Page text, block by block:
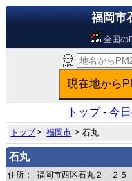
福岡市
全国の
トップ- 今
トップ>福岡市 > 石丸
石丸
住所： 福岡市西区石丸２－２５